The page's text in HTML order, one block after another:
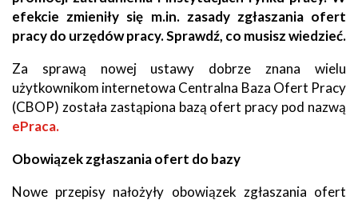
efekcie zmieniły się m.in. zasady zgłaszania ofert
pracy do urzędów pracy. Sprawdź, co musisz wiedzieć.
Za sprawą nowej ustawy dobrze znana wielu
użytkownikom internetowa Centralna Baza Ofert Pracy
(CBOP) została zastąpiona bazą ofert pracy pod nazwą
ePraca.
Obowiązek zgłaszania ofert do bazy
Nowe przepisy nałożyły obowiązek zgłaszania ofert